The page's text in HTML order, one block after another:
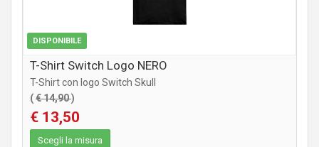
DISPONIBILE
T-Shirt Switch Logo NERO
T-Shirt con logo Switch Skull
(€ 14,90)
€ 13,50
Scegli la misura